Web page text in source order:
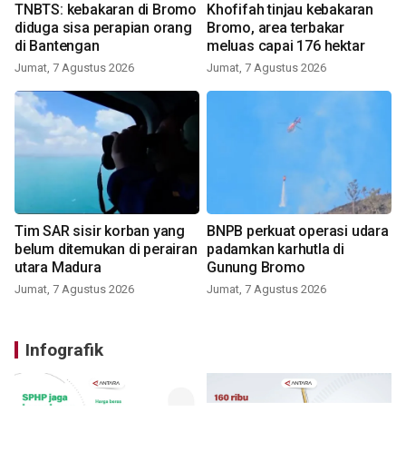
TNBTS: kebakaran di Bromo
diduga sisa perapian orang
di Bantengan
Jumat, 7 Agustus 2026
Khofifah tinjau kebakaran
Bromo, area terbakar
meluas capai 176 hektar
Jumat, 7 Agustus 2026
Tim SAR sisir korban yang
belum ditemukan di perairan
utara Madura
Jumat, 7 Agustus 2026
BNPB perkuat operasi udara
padamkan karhutla di
Gunung Bromo
Jumat, 7 Agustus 2026
Infografik